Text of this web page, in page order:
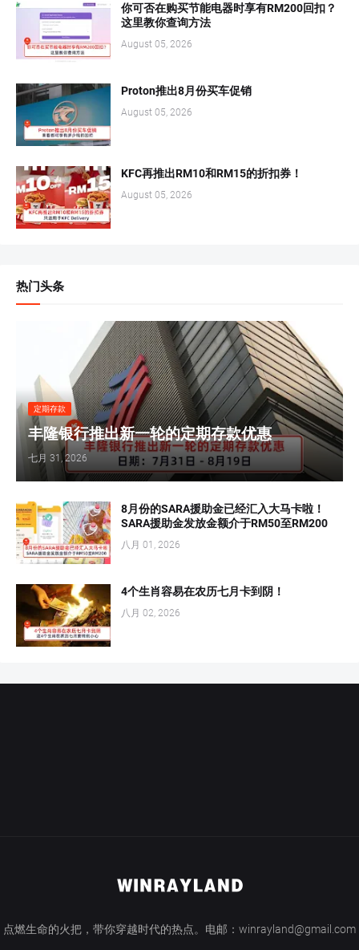
你可否在购买节能电器时享有RM200回扣？
这里教你查询方法
August 05, 2026
Proton推出8月份买车促销
August 05, 2026
KFC再推出RM10和RM15的折扣券！
August 05, 2026
热门头条
定期存款
丰隆银行推出新一轮的定期存款优惠
七月 31, 2026
8月份的SARA援助金已经汇入大马卡啦！
SARA援助金发放金额介于RM50至RM200
八月 01, 2026
4个生肖容易在农历七月卡到阴！
八月 02, 2026
点燃生命的火把，带你穿越时代的热点。电邮：winrayland@gmail.com